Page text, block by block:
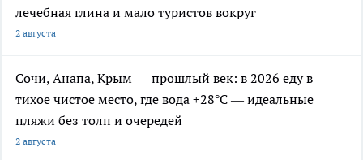
лечебная глина и мало туристов вокруг
2 августа
Сочи, Анапа, Крым — прошлый век: в 2026 еду в
тихое чистое место, где вода +28°C — идеальные
пляжи без толп и очередей
2 августа